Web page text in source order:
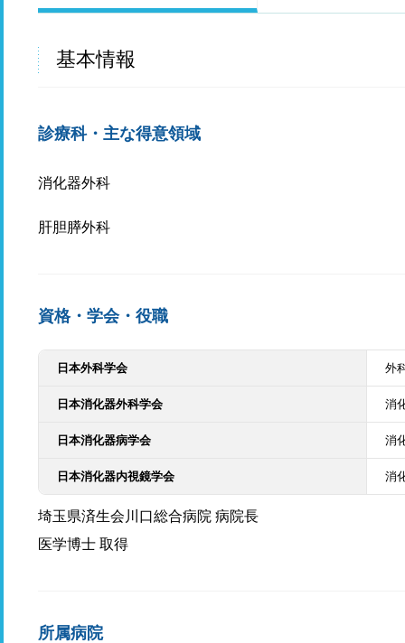
基本情報
診療科・主な得意領域
消化器外科
肝胆膵外科
資格・学会・役職
日本外科学会 外
日本消化器外科学会 消
日本消化器病学会 消
日本消化器内視鏡学会 消
埼玉県済生会川口総合病院 病院長
医学博士 取得
所属病院